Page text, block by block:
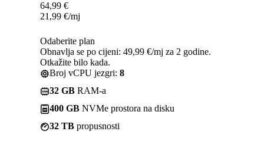
64,99 €
21,99 €/mj
Odaberite plan
Obnavlja se po cijeni: 49,99 €/mj za 2 godine.
Otkažite bilo kada.
Broj vCPU jezgri: 8
32 GB RAM-a
400 GB NVMe prostora na disku
32 TB propusnosti